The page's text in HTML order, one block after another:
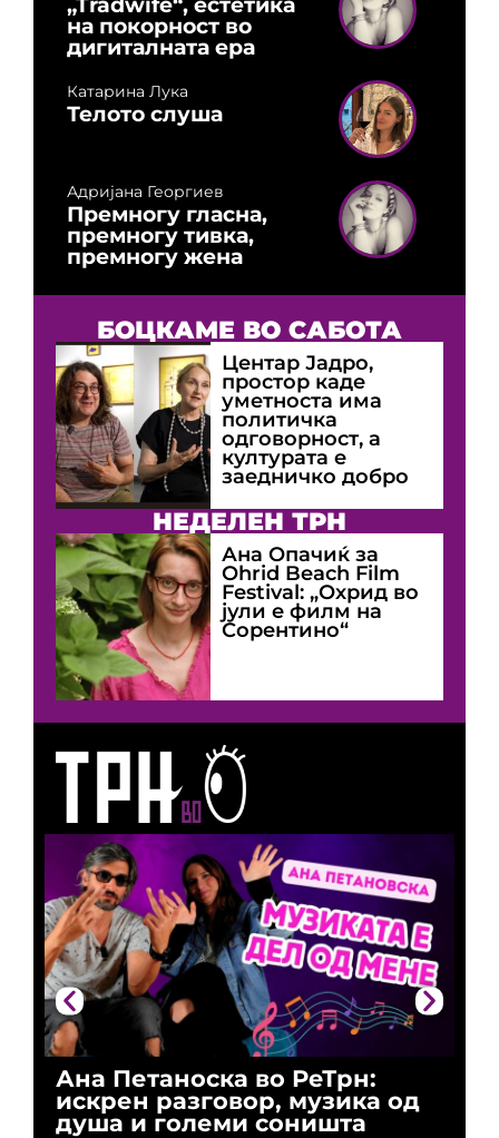
Ана Петаноска во РеТрн:
искрен разговор, музика од
душа и големи соништа
на покорност во
дигиталната ера
Катарина Лука
Телото слуша
Адријана Георгиев
Премногу гласна,
премногу тивка,
премногу жена
БОЦКАМЕ ВО САБОТА
Центар Јадро,
простор каде
уметноста има
политичка
одговорност, а
културата е
заедничко добро
НЕДЕЛЕН ТРН
Ана Опачиќ за
Оhrid Beach Film
Festival: „Охрид во
јули е филм на
Сорентино“